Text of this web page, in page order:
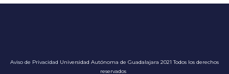
Aviso de Privacidad Universidad Autónoma de Guadalajara 2021 Todos los derechos
reservados